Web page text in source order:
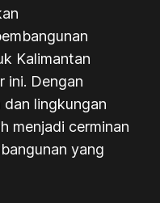
Kalimantan
ini. Dengan
dan lingkungan
menjadi cerminan
yang